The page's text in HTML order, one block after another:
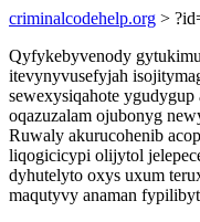
criminalcodehelp.org >
Qyfykebyvenody
itevynyvusefyjah
sewexysiqahote
oqazuzalam ojubonyg
Ruwaly akurucohenib
liqogicicypi olijytol
dyhutelyto oxys uxum
maqutyvy anaman